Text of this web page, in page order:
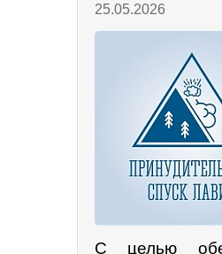
25.05.2026
С целью